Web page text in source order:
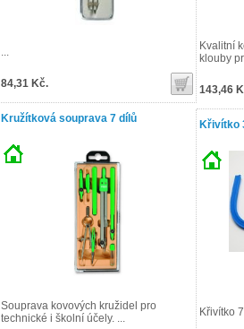
...
84,31 Kč.
Kvalitní
klouby
143,46
Kružítková souprava 7 dílů
Souprava kovových kružidel pro
technické i školní účely. ...
Křivítko
Křivítko